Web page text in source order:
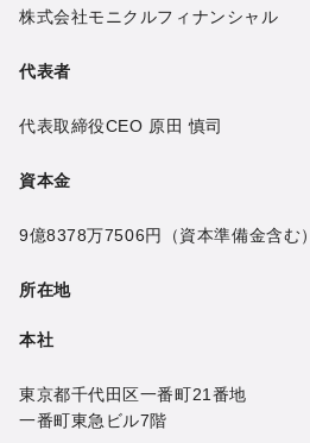
株式会社モニクルフィナンシャル
代表者
代表取締役CEO 原田 慎司
資本金
9億8378万7506円 （資本準備金含む）
所在地
本社
東京都千代田区一番町21番地
一番町東急ビル7階